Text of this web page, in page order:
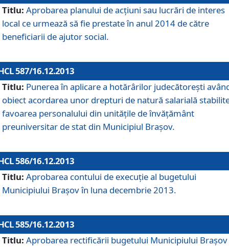
Titlu: Aprobarea planului de acţiuni sau lucrări de interes
local ce urmează să fie prestate în anul 2014 de către
beneficiarii de ajutor social.
587/16.12.2013
Titlu: Punerea în aplicare a hotărârilor judecătoreşti
obiect acordarea unor drepturi de natură salarială
favoarea personalului din unităţile de învăţământ
preuniversitar de stat din Municipiul Braşov.
586/16.12.2013
Titlu: Aprobarea contului de execuţie al bugetului
Municipiului Braşov în luna decembrie 2013.
585/16.12.2013
Titlu: Aprobarea rectificării bugetului Municipiului Braşov